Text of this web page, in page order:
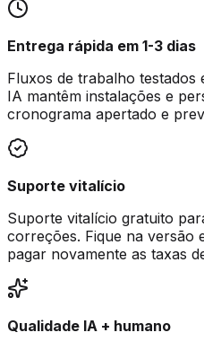
Entrega rápida em 1-3 dias
Fluxos de trabalho testados
IA mantêm instalações e
cronograma apertado e
Suporte vitalício
Suporte vitalício gratuito
correções. Fique na versão
pagar novamente as taxas
Qualidade IA + humano